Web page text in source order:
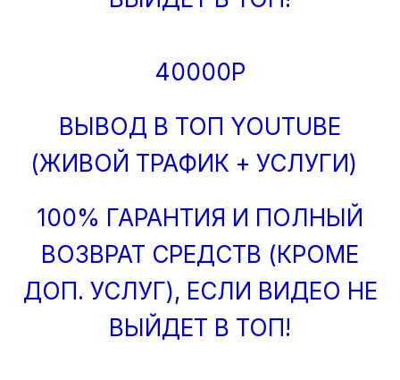
40000Р
ВЫВОД В ТОП YOUTUBE
(ЖИВОЙ ТРАФИК + УСЛУГИ)
100% ГАРАНТИЯ И ПОЛНЫЙ
ВОЗВРАТ СРЕДСТВ (КРОМЕ
ДОП. УСЛУГ), ЕСЛИ ВИДЕО НЕ
ВЫЙДЕТ В ТОП!